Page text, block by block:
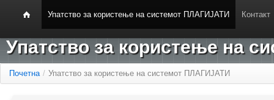
Упатство за користење на системот ПЛАГИЈАТИ Контакт
Упатство за користење на
Почетна / Упатство за користење на системот ПЛАГИЈАТИ